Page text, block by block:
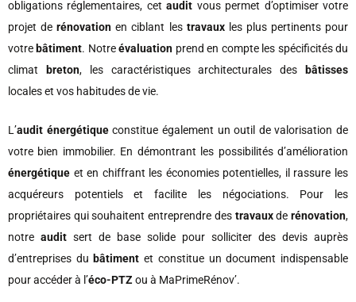
obligations réglementaires, cetaudit vous permet d’optimiser votre
projet derénovation en ciblant les travauxles plus pertinents pour
votre bâtiment. Notreévaluation prend en compte les spécificités du
climat
breton, les caractéristiques architecturales des
bâtisses
locales et vos habitudes de vie.
L’audit énergétiqueconstitue également un outil de valorisation de
votre bien immobilier. En démontrant les possibilités d’amélioration
énergétique et en chiffrant les économies potentielles, il rassure les
acquéreurs potentiels et facilite les négociations. Pour les
propriétaires qui souhaitent entreprendre des travauxderénovation,
notre audit sert de base solide pour solliciter des devis auprès
d’entreprises du bâtiment et constitue un document indispensable
pour accéder à l’éco-PTZ ou à MaPrimeRénov’.